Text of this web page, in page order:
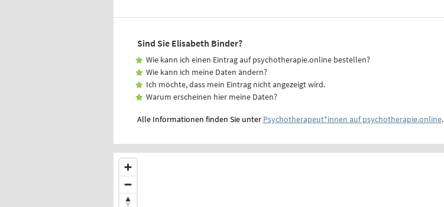
Sind Sie Elisabeth Binder?
Wie kann ich einen Eintrag auf psychotherapie.online bestellen?
Wie kann ich meine Daten ändern?
Ich möchte, dass mein Eintrag nicht angezeigt wird.
Warum erscheinen hier meine Daten?
Alle Informationen finden Sie unter Psychotherapeut*innen auf psychotherapie.online.